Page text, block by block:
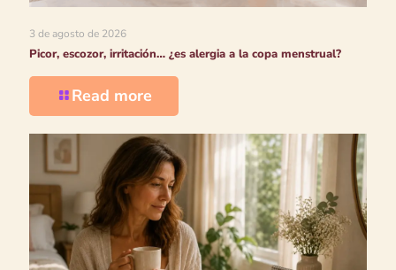
3 de agosto de 2026
Picor, escozor, irritación… ¿es alergia a la copa menstrual?
Read more